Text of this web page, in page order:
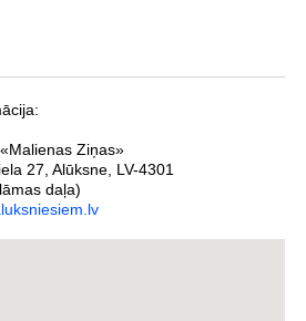
Ziņas»
27 Alūksne, LV-4301
daļa)